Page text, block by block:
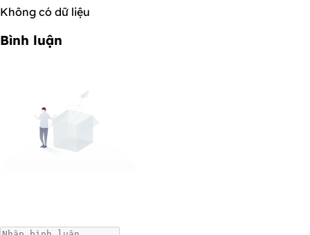
Không có dữ liệu
Bình luận